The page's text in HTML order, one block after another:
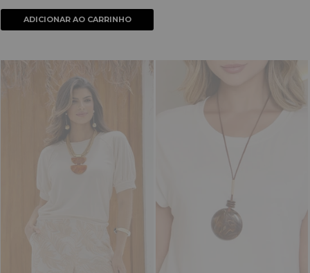
ADICIONAR AO CARRINHO